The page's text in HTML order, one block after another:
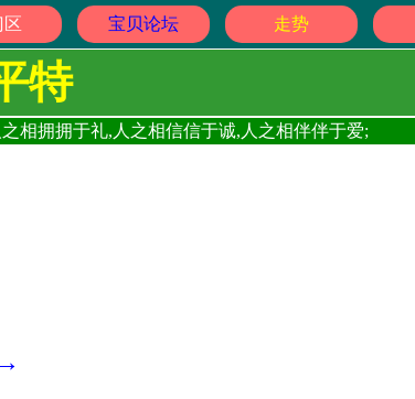
区 宝贝论坛 走势
特
相拥拥于礼,人之相信信于诚,人之相伴伴于爱;